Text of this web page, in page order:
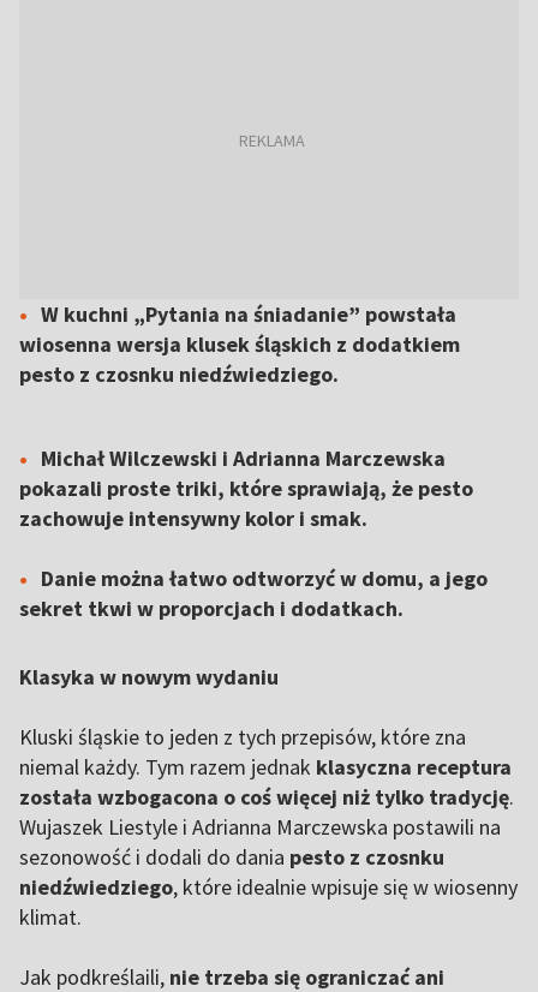
W kuchni „Pytania na śniadanie” powstała
wiosenna wersja klusek śląskich z dodatkiem
pesto z czosnku niedźwiedziego.
Michał Wilczewski i Adrianna Marczewska
pokazali proste triki, które sprawiają, że pesto
zachowuje intensywny kolor i smak.
Danie można łatwo odtworzyć w domu, a jego
sekret tkwi w proporcjach i dodatkach.
Klasyka w nowym wydaniu
Kluski śląskie to jeden z tych przepisów, które zna
niemal każdy. Tym razem jednak klasyczna receptura
została wzbogacona o coś więcej niż tylko tradycję.
Wujaszek Liestyle i Adrianna Marczewska postawili na
sezonowość i dodali do dania pesto z czosnku
niedźwiedziego, które idealnie wpisuje się w wiosenny
klimat.
Jak podkreślaili, nie trzeba się ograniczać ani